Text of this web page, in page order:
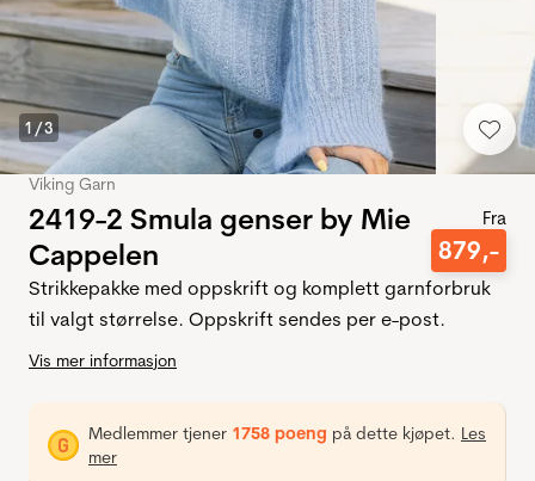
1 /3
Viking Garn
2419-2 Smula genser by Mie
Cappelen
Fra
879,-
Strikkepakke med oppskrift og komplett garnforbruk
til valgt størrelse. Oppskrift sendes per e-post.
Vis mer informasjon
Medlemmer tjener 1758 poeng på dette kjøpet. Les
mer